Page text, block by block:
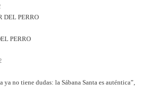
PERRO